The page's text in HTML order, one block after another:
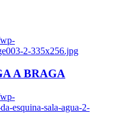
2-335x256.jpg
A BRAGA
esquina-sala-agua-2-